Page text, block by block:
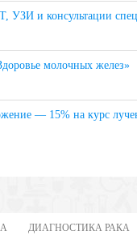
УЗИ и консультации
молочных желез»
— 15% на курс
ДИАГНОСТИКА РАКА